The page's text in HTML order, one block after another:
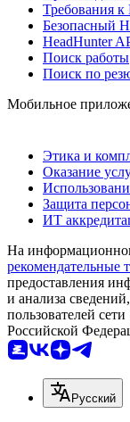
Требования
Безопасный
HeadHunter
Поиск работы
Поиск по
Мобильное
Этика и
Оказание
Защита
ИТ
На
рекомендательные
предоставления
и анализа
пользователей
Российской
Русский